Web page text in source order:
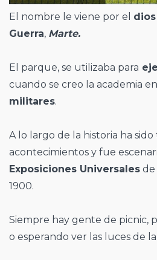
El nombre le viene por el
Guerra, Marte.
El parque, se utilizaba para
cuando se creo la academia en
militares.
A lo largo de la historia ha
acontecimientos y fue
Exposiciones Universales de
1900.
Siempre hay gente de picnic,
o esperando ver las luces de la